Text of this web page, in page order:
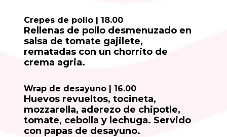
Crepes de pollo | 18.00
Rellenas de pollo desmenuzado en
salsa de tomate gajilete,
rematadas con un chorrito de
crema agria.
Wrap de desayuno | 16.00
Huevos revueltos, tocineta,
mozzarella, aderezo de chipotle,
tomate, cebolla y lechuga. Servido
con papas de desayuno.